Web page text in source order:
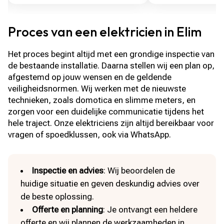
Proces van een elektricien in Elim
Het proces begint altijd met een grondige inspectie van
de bestaande installatie. Daarna stellen wij een plan op,
afgestemd op jouw wensen en de geldende
veiligheidsnormen. Wij werken met de nieuwste
technieken, zoals domotica en slimme meters, en
zorgen voor een duidelijke communicatie tijdens het
hele traject. Onze elektriciens zijn altijd bereikbaar voor
vragen of spoedklussen, ook via WhatsApp.
Inspectie en advies: Wij beoordelen de
huidige situatie en geven deskundig advies over
de beste oplossing.
Offerte en planning: Je ontvangt een heldere